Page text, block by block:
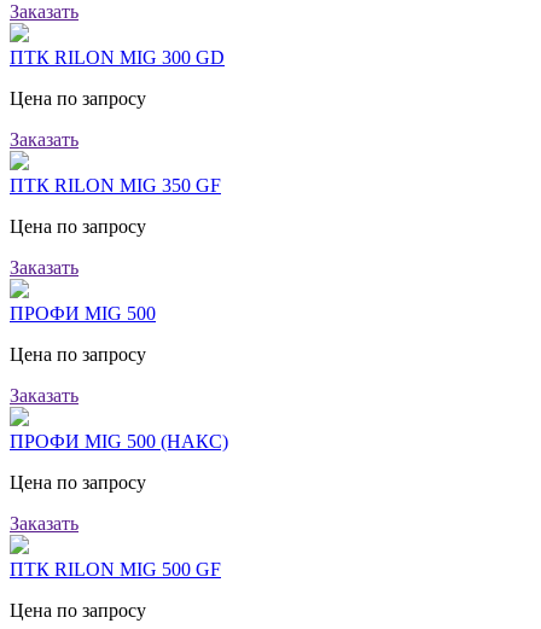
Заказать
ПТК RILON MIG 300 GD
Цена по запросу
Заказать
ПТК RILON MIG 350 GF
Цена по запросу
Заказать
ПРОФИ MIG 500
Цена по запросу
Заказать
ПРОФИ MIG 500 (НАКС)
Цена по запросу
Заказать
ПТК RILON MIG 500 GF
Цена по запросу